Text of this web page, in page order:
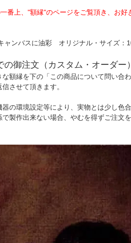
一番上、"額縁"のページをご覧頂き、お
ンバスに油彩 オリジナル・サイズ：
の御注文（カスタム・オーダー
額縁を下の「この商品について問い合
させて頂きます。
の環境設定等により、実物とは少し色
製作出来ない場合、やむを得ずご注文